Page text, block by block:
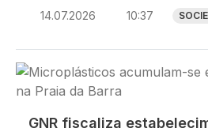
14.07.2026 10:37
Imagem
GNR fiscaliza